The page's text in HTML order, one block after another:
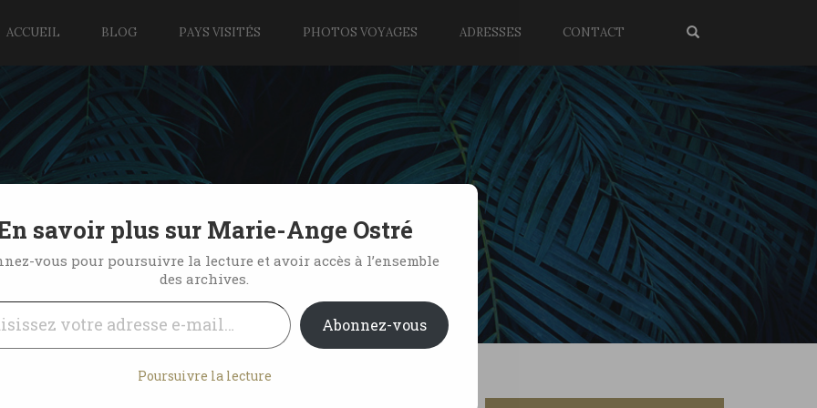
ACCUEIL BLOG PAYS VISITÉS PHOTOS VOYAGES ADRESSES CONTACT
de l’année du tigre
14 Comments
savoir plus sur Marie-Ange Ostré
vous pour poursuivre la lecture et avoir accès à l’ensemble
des archives.
Abonnez-vous
Poursuivre la lecture